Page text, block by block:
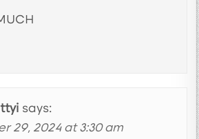
says:
29, 2024 at 3:30 am